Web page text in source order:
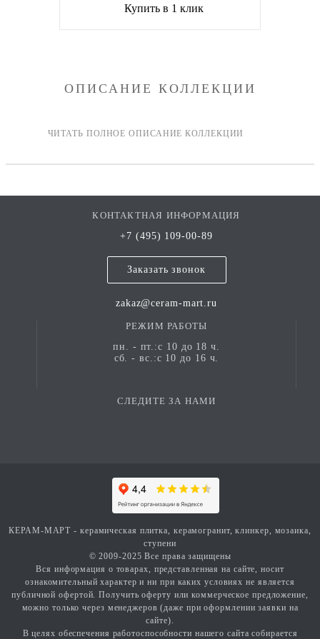
Купить в 1 клик
ОПИСАНИЕ КОЛЛЕКЦИИ
КОНТАКТНАЯ ИНФОРМАЦИЯ
+7 (495) 109-00-89
Заказать звонок
zakaz@ceram-mart.ru
РЕЖИМ РАБОТЫ
пн. - пт.:с 10 до 18 ч.
сб. - вс.:с 10 до 16 ч.
СЛЕДИТЕ ЗА НАМИ
КЕРАМ-МАРТ - керамическая плитка, керамогранит, клинкер, мозаика,
ступени
© 2009-2025 Все права защищены
Вся информация о товарах, представленная на сайте, носит
ознакомительный характер и ни при каких условиях не является
публичной офертой. Получить оферту или коммерческое предложение,
можно только через менеджеров (даже при оформлении заявки на
сайте).
В целях обеспечения работоспособности нашего сайта собирается